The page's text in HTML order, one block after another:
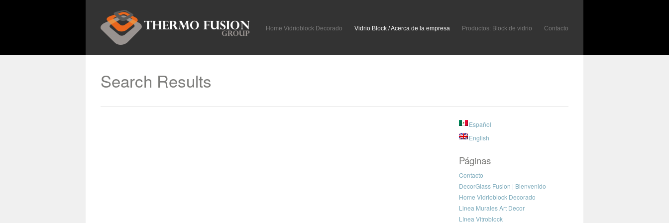
Home Vidrioblock Decorado Vidrio Block / Acerca de la empresa Productos: Block de vidrio Contacto
Search Results
Español
English
Páginas
Contacto
DecorGlass Fusion | Bienvenido
Home Vidrioblock Decorado
Linea Murales Art Decor
Línea Vitroblock